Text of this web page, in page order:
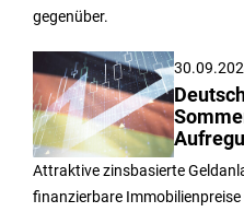
gegenüber.
Attraktive zinsbasierte
finanzierbare